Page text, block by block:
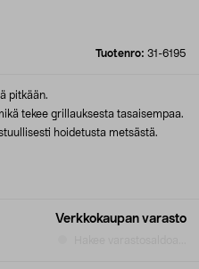
Tuotenro: 31-6195
Verkkokaupan varasto
pitkään.
tekee grillauksesta tasaisempaa.
hoidetusta metsästä.